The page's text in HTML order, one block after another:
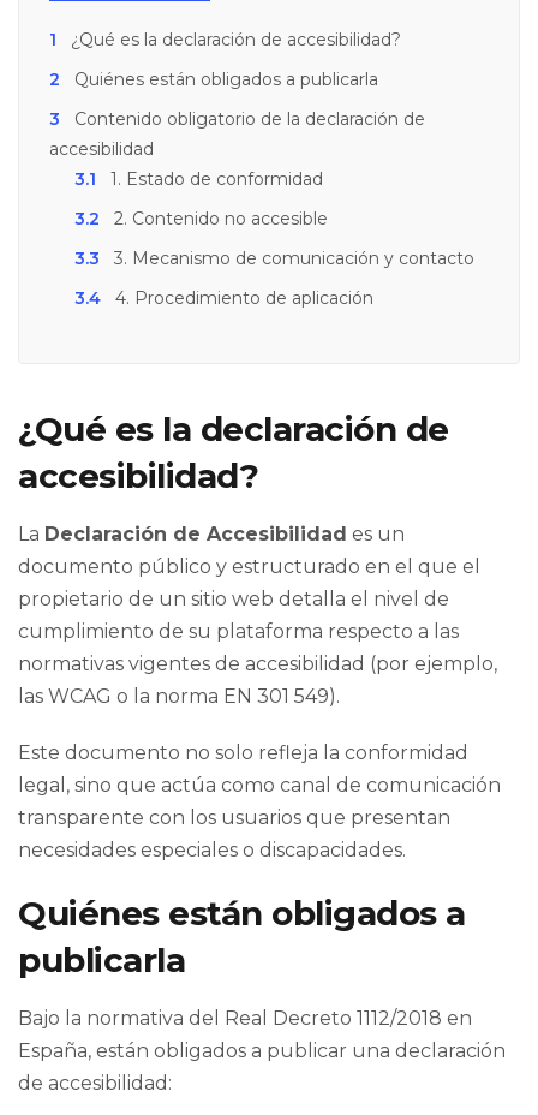
1
¿Qué es la declaración de accesibilidad?
2
Quiénes están obligados a publicarla
3
Contenido obligatorio de la declaración de
accesibilidad
3.1
1. Estado de conformidad
3.2
2. Contenido no accesible
3.3
3. Mecanismo de comunicación y contacto
3.4
4. Procedimiento de aplicación
¿Qué es la declaración de
accesibilidad?
La Declaración de Accesibilidad es un
documento público y estructurado en el que el
propietario de un sitio web detalla el nivel de
cumplimiento de su plataforma respecto a las
normativas vigentes de accesibilidad (por ejemplo,
las WCAG o la norma EN 301 549).
Este documento no solo refleja la conformidad
legal, sino que actúa como canal de comunicación
transparente con los usuarios que presentan
necesidades especiales o discapacidades.
Quiénes están obligados a
publicarla
Bajo la normativa del Real Decreto 1112/2018 en
España, están obligados a publicar una declaración
de accesibilidad: